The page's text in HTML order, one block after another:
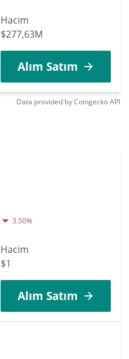
Hacim
$277,63M
Alım Satım
Data provided byCoingeckoAPI
3.50%
Hacim
$1
Alım Satım